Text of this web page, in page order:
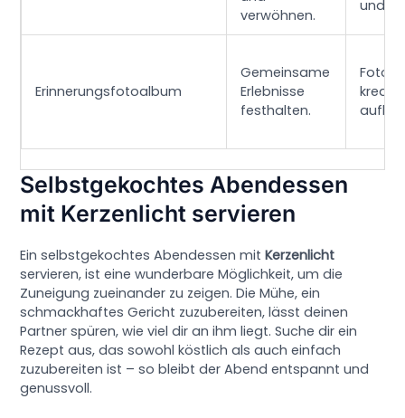
verwöhnen.
und
Erinnerungsfotoalbum
Gemeinsame
Erlebnisse
festhalten.
Fotos
kreativ
Selbstgekochtes Abendessen
mit Kerzenlicht servieren
Ein selbstgekochtes Abendessen mitKerzenlicht
servieren, ist eine wunderbare Möglichkeit, um die
Zuneigung zueinander zu zeigen. Die Mühe, ein
schmackhaftes Gericht zuzubereiten, lässt deinen
Partner spüren, wie viel dir an ihm liegt. Suche dir ein
Rezept aus, das sowohl köstlich als auch einfach
zuzubereiten ist – so bleibt der Abend entspannt und
genussvoll.